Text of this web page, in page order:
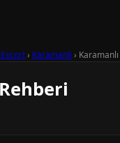
› Karamanlı ›